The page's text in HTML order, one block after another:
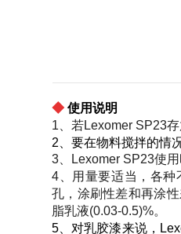
◆ 使用说明
1、若Lexomer SP23
2、要在物料搅拌的情
3、Lexomer SP23使
4、用量要适当，各种
孔，涂刷性差和再涂
脂乳液(0.03-0.5)%。
5、对乳胶漆来说，